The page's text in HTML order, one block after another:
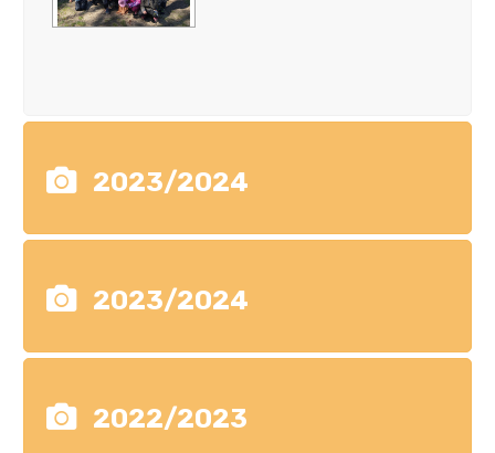
2023/2024
2023/2024
2022/2023